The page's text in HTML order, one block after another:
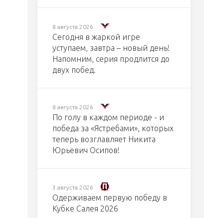
8 августа 2026
Сегодня в жаркой игре
уступаем, завтра – новый день!
Напомним, серия продлится до
двух побед.
8 августа 2026
По голу в каждом периоде - и
победа за «Ястребами», которых
теперь возглавляет Никита
Юрьевич Осипов!
3 августа 2026
Одерживаем первую победу в
Кубке Салея 2026